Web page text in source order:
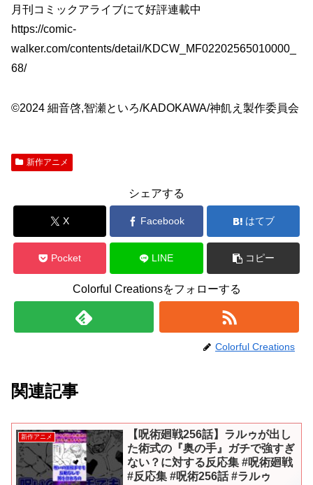
月刊コミックアライブにて好評連載中
https://comic-
walker.com/contents/detail/KDCW_MF02202565010000_
68/
©2024 細音啓,智瀬といろ/KADOKAWA/神飢え製作委員会
新作アニメ
シェアする
X Facebook はてブ
Pocket LINE コピー
Colorful Creationsをフォローする
Colorful Creations
関連記事
新作アニメ
【呪術廻戦256話】ラルゥが出し
た術式の『奥の手』ガチで強すぎ
ない？に対する反応集 #呪術廻戦
#反応集 #呪術256話 #ラルゥ